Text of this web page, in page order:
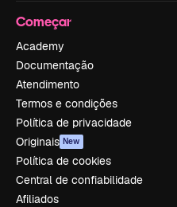
Começar
Academy
Documentação
Atendimento
Termos e condições
Política de privacidade
Originais New
Política de cookies
Central de confiabilidade
Afiliados